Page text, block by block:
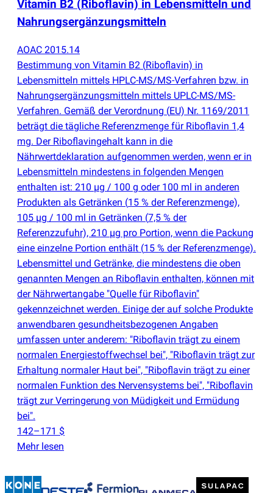
Vitamin B2 ( Riboflavin) in Lebensmitteln und
Nahrungsergänzungsmitteln
AOAC 2015.14
Bestimmung von Vitamin B2 (Riboflavin) in
Lebensmitteln mittels HPLC-MS/MS-Verfahren bzw. in
Nahrungsergänzungsmitteln mittels UPLC-MS/MS-
Verfahren. Gemäß der Verordnung (EU) Nr. 1169/2011
beträgt die tägliche Referenzmenge für Riboflavin 1,4
mg. Der Riboflavingehalt kann in die
Nährwertdeklaration aufgenommen werden, wenn er in
Lebensmitteln mindestens in folgenden Mengen
enthalten ist: 210 µg / 100 g oder 100 ml in anderen
Produkten als Getränken (15 % der Referenzmenge),
105 µg / 100 ml in Getränken (7,5 % der
Referenzzufuhr), 210 µg pro Portion, wenn die Packung
eine einzelne Portion enthält (15 % der Referenzmenge).
Lebensmittel und Getränke, die mindestens die oben
genannten Mengen an Riboflavin enthalten, können mit
der Nährwertangabe "Quelle für Riboflavin"
gekennzeichnet werden. Einige der auf solche Produkte
anwendbaren gesundheitsbezogenen Angaben
umfassen unter anderem: "Riboflavin trägt zu einem
normalen Energiestoffwechsel bei", "Riboflavin trägt zur
Erhaltung normaler Haut bei", "Riboflavin trägt zu einer
normalen Funktion des Nervensystems bei", "Riboflavin
trägt zur Verringerung von Müdigkeit und Ermüdung
bei".
142–171 $
Mehr lesen